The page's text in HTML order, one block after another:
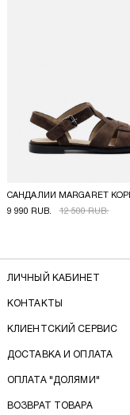
САНДАЛИИ MARGARET
9 990 RUB.
12 500 RUB.
ЛИЧНЫЙ КАБИНЕТ
КОНТАКТЫ
КЛИЕНТСКИЙ СЕРВИС
ДОСТАВКА И ОПЛАТА
ОПЛАТА "ДОЛЯМИ"
ВОЗВРАТ ТОВАРА